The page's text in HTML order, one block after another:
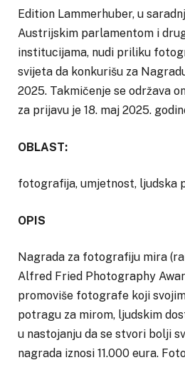
Edition Lammerhuber, u
Austrijskim parlamentom i
institucijama, nudi priliku
svijeta da konkurišu za
2025. Takmičenje se održava
za prijavu je 18. maj 2025.
OBLAST:
fotografija, umjetnost, ljudska
OPIS
Nagrada za fotografiju mira
Alfred Fried Photography
promoviše fotografe koji
potragu za mirom, ljudskim
u nastojanju da se stvori bolji
nagrada iznosi 11.000 eura.